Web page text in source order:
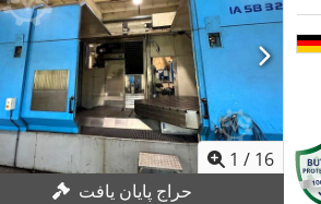
1 / 16
حراج پایان یافت